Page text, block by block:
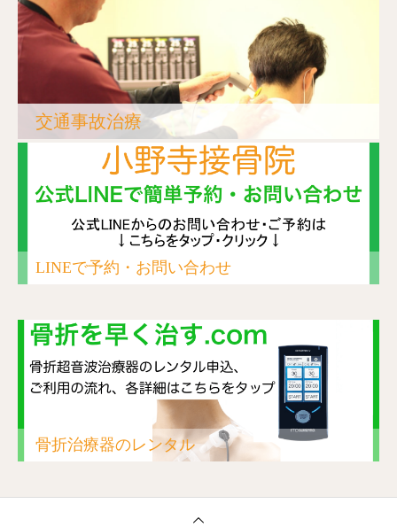
交通事故治療
LINEで予約・お問い合わせ
骨折治療器のレンタル